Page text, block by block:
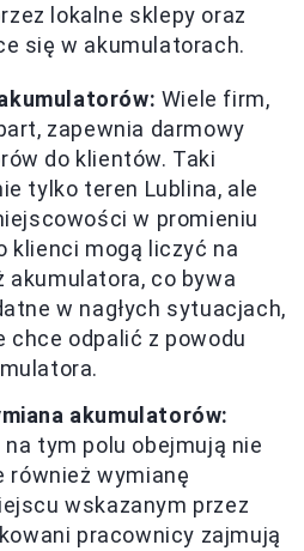
lokalne sklepy oraz
się w akumulatorach.
Wiele firm,
zapewnia darmowy
do klientów. Taki
tylko teren Lublina, ale
w promieniu
klienci mogą liczyć na
akumulatora, co bywa
w nagłych sytuacjach,
chce odpalić z powodu
akumulatorów:
na tym polu obejmują nie
również wymianę
wskazanym przez
pracownicy zajmują